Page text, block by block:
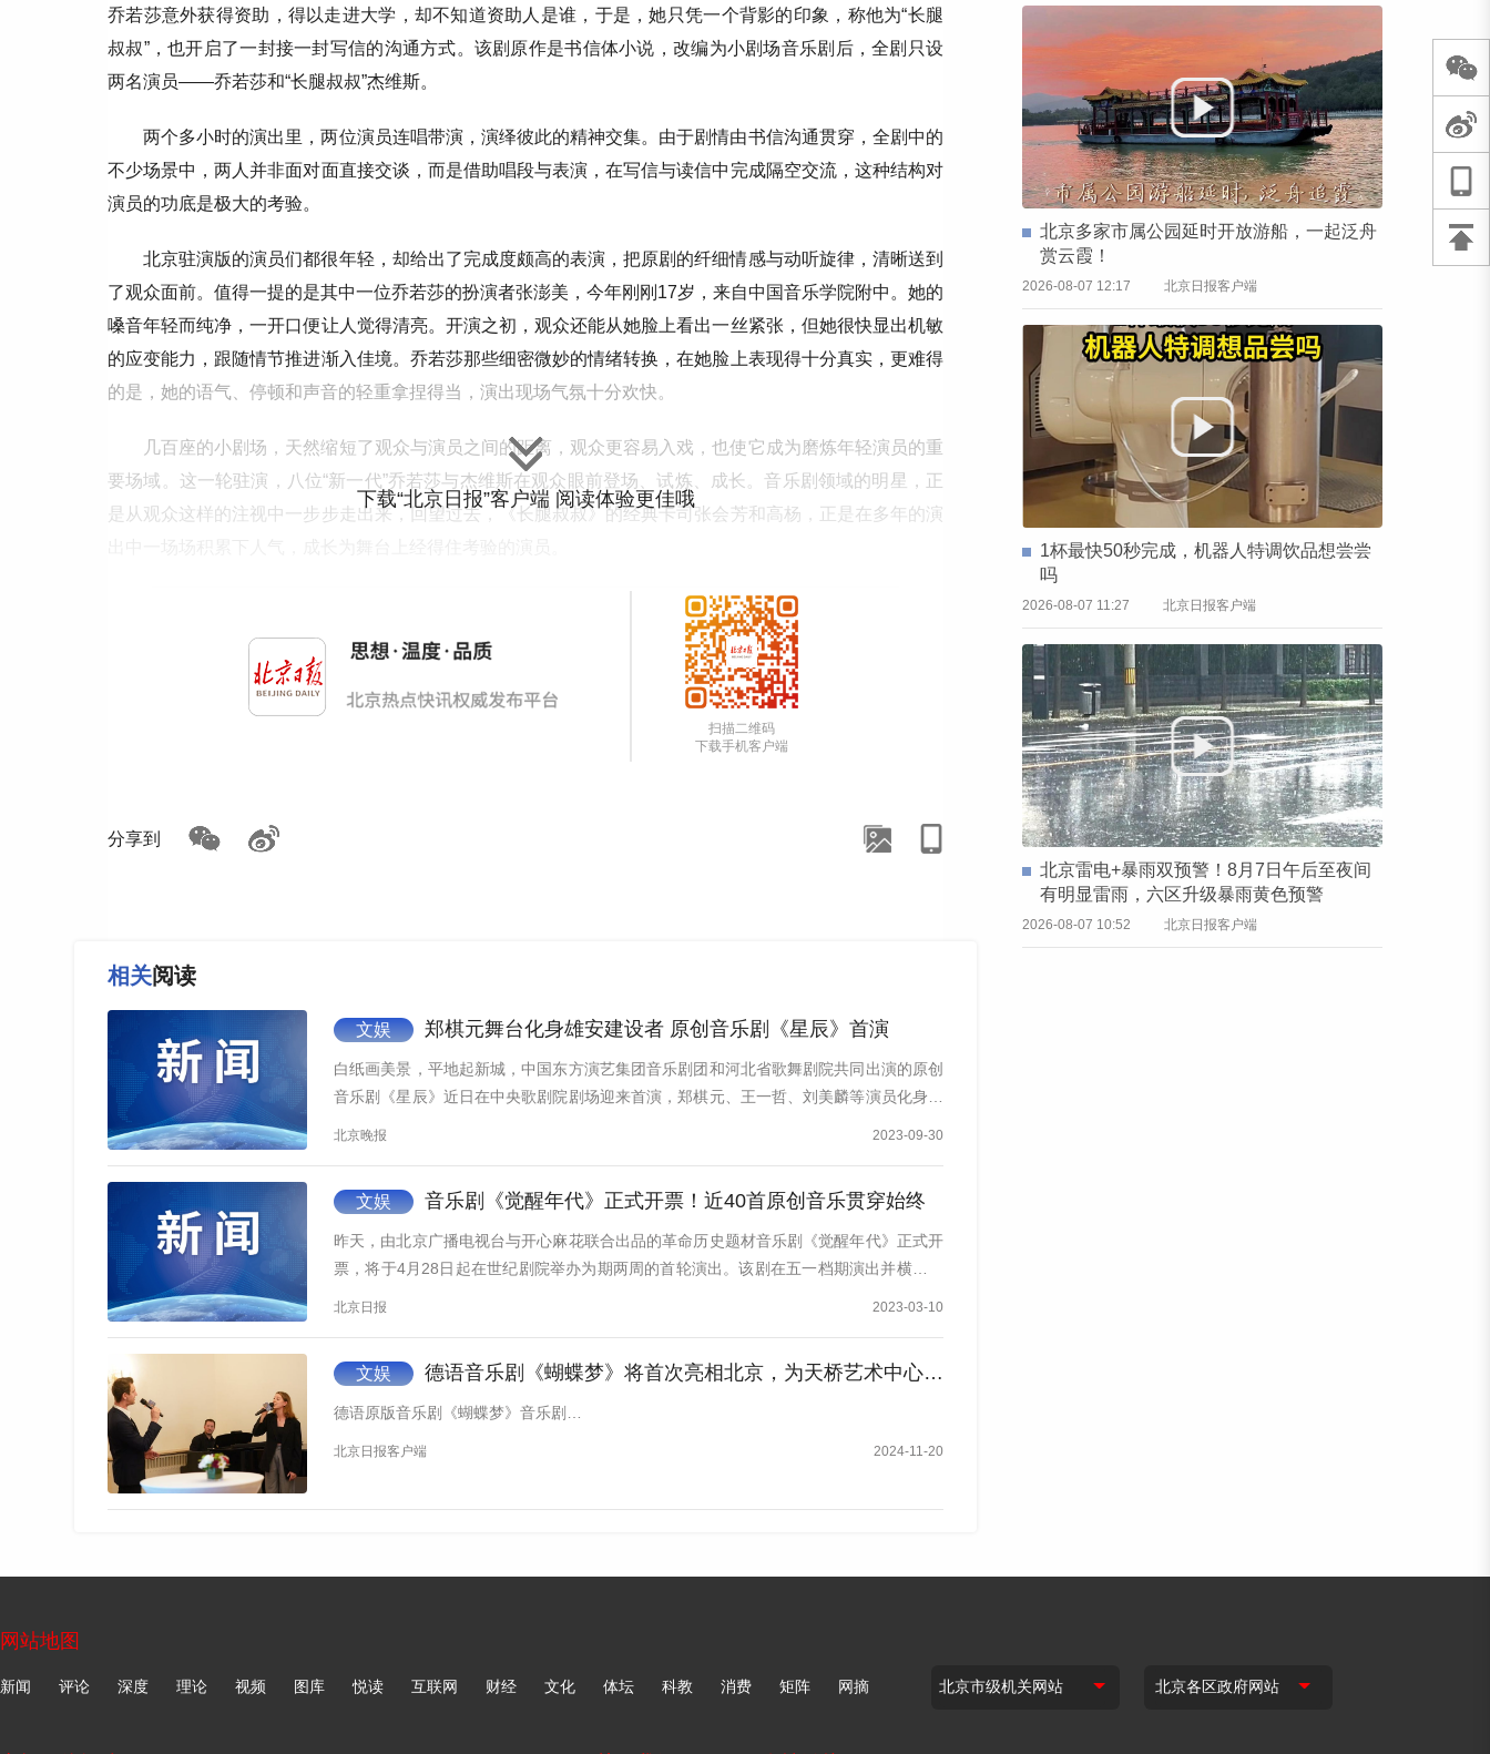
乔若莎意外获得资助，得以走进大学，却不知道资助人是谁，于是，她只凭一个背影的印象，称他为“长腿
叔叔”，也开启了一封接一封写信的沟通方式。该剧原作是书信体小说，改编为小剧场音乐剧后，全剧只设
两名演员——乔若莎和“长腿叔叔”杰维斯。
两个多小时的演出里，两位演员连唱带演，演绎彼此的精神交集。由于剧情由书信沟通贯穿，全剧中的
不少场景中，两人并非面对面直接交谈，而是借助唱段与表演，在写信与读信中完成隔空交流，这种结构对
演员的功底是极大的考验。
北京驻演版的演员们都很年轻，却给出了完成度颇高的表演，把原剧的纤细情感与动听旋律，清晰送到
了观众面前。值得一提的是其中一位乔若莎的扮演者张澎美，今年刚刚17岁，来自中国音乐学院附中。她的
嗓音年轻而纯净，一开口便让人觉得清亮。开演之初，观众还能从她脸上看出一丝紧张，但她很快显出机敏
的应变能力，跟随情节推进渐入佳境。乔若莎那些细密微妙的情绪转换，在她脸上表现得十分真实，更难得
的是，她的语气、停顿和声音的轻重拿捏得当，演出现场气氛十分欢快。
几百座的小剧场，天然缩短了观众与演员之间的距离，观众更容易入戏，也使它成为磨炼年轻演员的重
要场域。这一轮驻演，八位“新一代”乔若莎与杰维斯在观众眼前登场、试炼、成长。音乐剧领域的明星，正
是从观众这样的注视中一步步走出来，回望过去，《长腿叔叔》的经典卡司张会芳和高杨，正是在多年的演
下载“北京日报”客户端 阅读体验更佳哦
扫描二维码
下载手机客户端
分享到
相关阅读
文娱 郑棋元舞台化身雄安建设者 原创音乐剧《星辰》首演
白纸画美景，平地起新城，中国东方演艺集团音乐剧团和河北省歌舞剧院共同出演的原创
音乐剧《星辰》近日在中央歌剧院剧场迎来首演，郑棋元、王一哲、刘美麟等演员化身雄
北京晚报 2023-09-30
文娱 音乐剧《觉醒年代》正式开票！近40首原创音乐贯穿始终
昨天，由北京广播电视台与开心麻花联合出品的革命历史题材音乐剧《觉醒年代》正式开
票，将于4月28日起在世纪剧院举办为期两周的首轮演出。该剧在五一档期演出并横跨五
北京日报 2023-03-10
文娱 德语音乐剧《蝴蝶梦》将首次亮相北京，为天桥艺术中心9周年“庆生”
德语原版音乐剧《蝴蝶梦》音乐剧…
北京日报客户端 2024-11-20
北京多家市属公园延时开放游船，一起泛舟
赏云霞！
2026-08-07 12:17 北京日报客户端
1杯最快50秒完成，机器人特调饮品想尝尝
吗
2026-08-07 11:27 北京日报客户端
北京雷电+暴雨双预警！8月7日午后至夜间
有明显雷雨，六区升级暴雨黄色预警
2026-08-07 10:52 北京日报客户端
网站地图
新闻 评论 深度 理论 视频 图库 悦读 互联网 财经 文化 体坛 科教 消费 矩阵 网摘